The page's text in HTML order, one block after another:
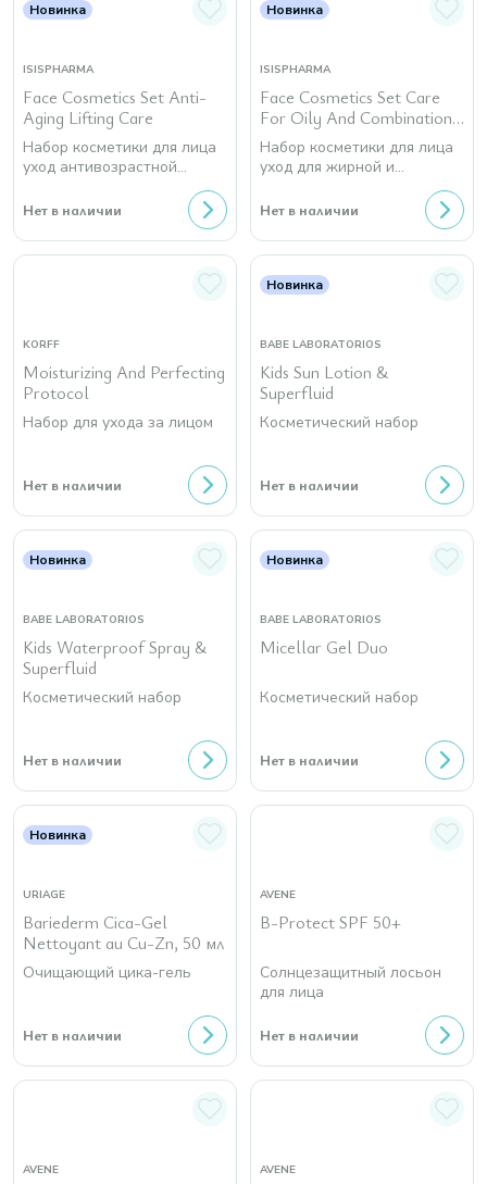
Новинка
ISISPHARMA
Face Cosmetics Set Anti-
Aging Lifting Care
Набор косметики для лица
уход антивозрастной
Нет в наличии
Новинка
ISISPHARMA
Face Cosmetics Set Care
For Oily And Combination
Skin
Набор косметики для лица
уход для жирной и
Нет в наличии
KORFF
Moisturizing And Perfecting
Protocol
Набор для ухода за лицом
Нет в наличии
Новинка
BABE LABORATORIOS
Kids Sun Lotion &
Superfluid
Косметический набор
Нет в наличии
Новинка
BABE LABORATORIOS
Kids Waterproof Spray &
Superfluid
Косметический набор
Нет в наличии
Новинка
BABE LABORATORIOS
Micellar Gel Duo
Косметический набор
Нет в наличии
Новинка
URIAGE
Bariederm Cica-Gel
Nettoyant au Cu-Zn, 50 мл
Очищающий цика-гель
Нет в наличии
AVENE
B-Protect SPF 50+
Солнцезащитный лосьон
для лица
Нет в наличии
AVENE AVENE